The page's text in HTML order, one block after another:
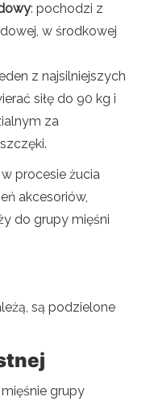
: pochodzi z
w środkowej
z najsilniejszych
siłę do 90 kg i
za
procesie żucia
akcesoriów,
do grupy mięśni
są podzielone
grupy